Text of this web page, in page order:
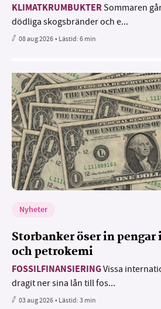
KLIMATKRUMBUKTERSommaren
dödliga skogsbränder och e...
08 aug 2026• Lästid:6 min
Nyheter
Storbanker öser in
och petrokemi
FOSSILFINANSIERINGVissa
dragit ner sina lån till fos...
03 aug 2026• Lästid:3 min